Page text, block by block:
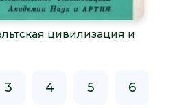
цивилизация и
3 4 5 6